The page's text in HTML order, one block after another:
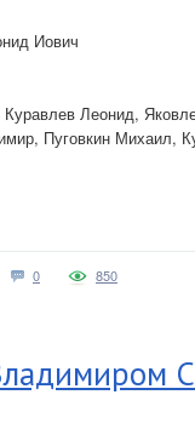
Иович
Леонид,
Пуговкин Михаил,
0 850